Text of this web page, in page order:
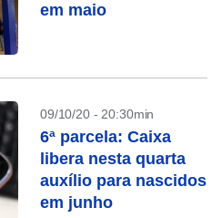
em maio
09/10/20 - 20:30min
6ª parcela: Caixa
libera nesta quarta
auxílio para nascidos
em junho